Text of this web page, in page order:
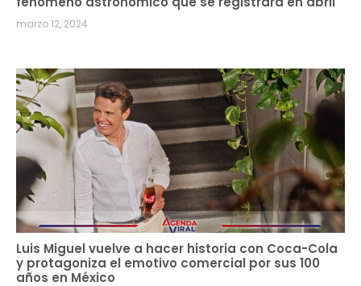
marzo 12, 2024
Luis Miguel vuelve a hacer historia con Coca-Cola
y protagoniza el emotivo comercial por sus 100
años en México